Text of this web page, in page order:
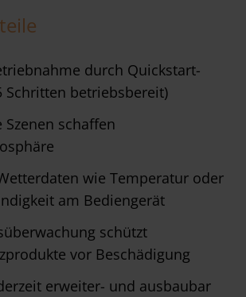
durch Quickstart-
Schritten betriebsbereit)
schaffen
wie Temperatur oder
am Bediengerät
schützt
vor Beschädigung
erweiter- und ausbaubar